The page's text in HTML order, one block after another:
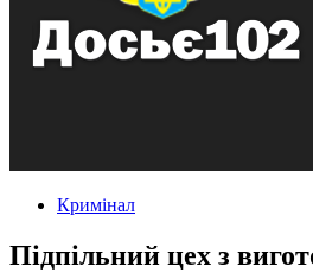
Кримінал
Підпільний цех з